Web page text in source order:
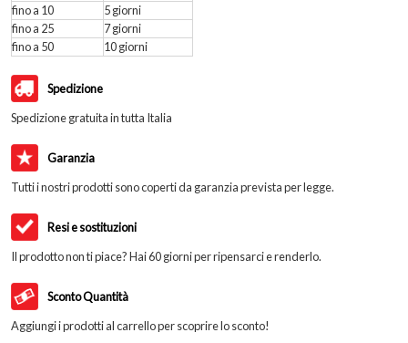
fino a 10
5 giorni
fino a 25
7 giorni
fino a 50
10 giorni
Spedizione
Spedizione gratuita in tutta Italia
Garanzia
Tutti i nostri prodotti sono coperti da garanzia prevista per legge.
Resi e sostituzioni
Il prodotto non ti piace? Hai 60 giorni per ripensarci e renderlo.
Sconto Quantità
Aggiungi i prodotti al carrello per scoprire lo sconto!